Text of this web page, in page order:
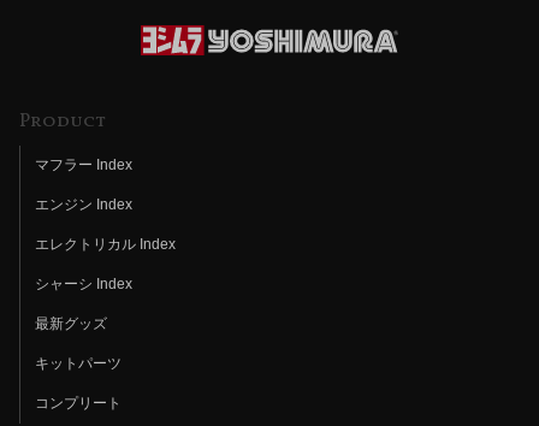
Product
マフラー Index
エンジン Index
エレクトリカル Index
シャーシ Index
最新グッズ
キットパーツ
コンプリート